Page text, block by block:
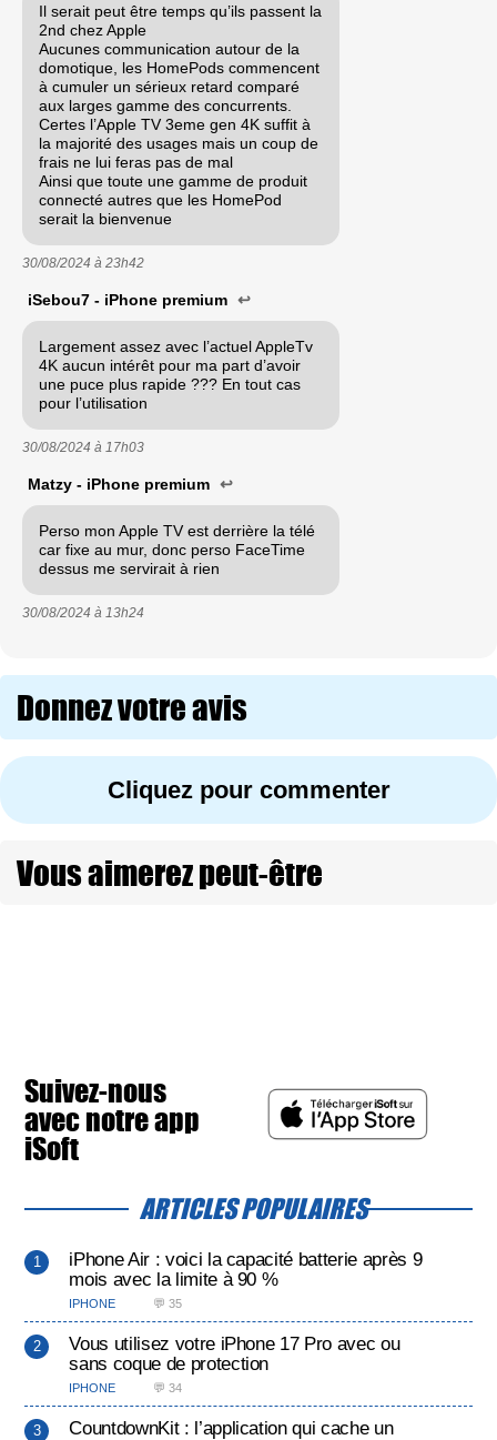
Il serait peut être temps qu’ils passent la
2nd chez Apple
Aucunes communication autour de la
domotique, les HomePods commencent
à cumuler un sérieux retard comparé
aux larges gamme des concurrents.
Certes l’Apple TV 3eme gen 4K suffit à
la majorité des usages mais un coup de
frais ne lui feras pas de mal
Ainsi que toute une gamme de produit
connecté autres que les HomePod
serait la bienvenue
30/08/2024 à 23h42
iSebou7 - iPhone premium ↩
Largement assez avec l’actuel AppleTv
4K aucun intérêt pour ma part d’avoir
une puce plus rapide ??? En tout cas
pour l’utilisation
30/08/2024 à 17h03
Matzy - iPhone premium ↩
Perso mon Apple TV est derrière la télé
car fixe au mur, donc perso FaceTime
dessus me servirait à rien
30/08/2024 à 13h24
Donnez votre avis
Cliquez pour commenter
Vous aimerez peut-être
Suivez-nous
avec notre app
iSoft
ARTICLES POPULAIRES
iPhone Air : voici la capacité batterie après 9
mois avec la limite à 90 %
IPHONE 💬 35
Vous utilisez votre iPhone 17 Pro avec ou
sans coque de protection
IPHONE 💬 34
CountdownKit : l’application qui cache un